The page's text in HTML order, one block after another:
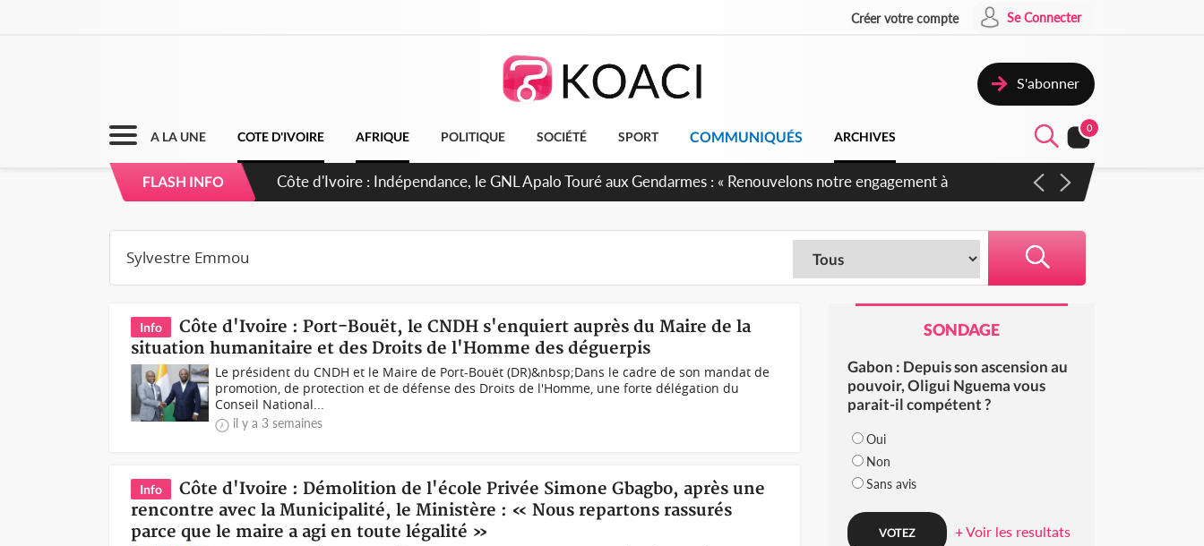
Créer votre compte Se Connecter
S'abonner
A LA UNE COTE D'IVOIRE AFRIQUE POLITIQUE SOCIÉTÉ SPORT COMMUNIQUÉS ARCHIVES
0
FLASH INFO
Sierra Leone : Un projet de réforme constitutionnelle en gestation, points clés des amendements, un exclu
Info
Côte d'Ivoire : Port-Bouët, le CNDH s'enquiert auprès du Maire de la
situation humanitaire et des Droits de l'Homme des déguerpis
Le président du CNDH et le Maire de Port-Bouët (DR)&nbsp;Dans le cadre de son mandat de
promotion, de protection et de défense des Droits de l'Homme, une forte délégation du
Conseil National...
il y a 3 semaines
Info
Côte d'Ivoire : Démolition de l'école Privée Simone Gbagbo, après une
rencontre avec la Municipalité, le Ministère : « Nous repartons rassurés
parce que le maire a agi en toute légalité »
SONDAGE
Gabon : Depuis son ascension au
pouvoir, Oligui Nguema vous
parait-il compétent ?
Oui
Non
Sans avis
+ Voir les resultats